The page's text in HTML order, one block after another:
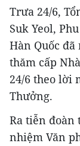
Trưa 24/6,
Suk Yeol,
Hàn Quốc
thăm cấp
24/6 theo lời
Thưởng.
Ra tiễn đoàn
nhiệm Văn